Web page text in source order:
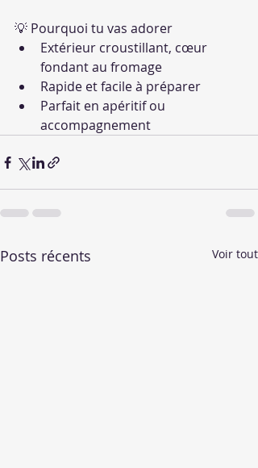
💡 Pourquoi tu vas adorer
Extérieur croustillant, cœur
fondant au fromage
Rapide et facile à préparer
Parfait en apéritif ou
accompagnement
Posts récents Voir tout